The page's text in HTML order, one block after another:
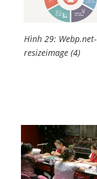
Hình 29: Webp.net-
resizeimage (4)